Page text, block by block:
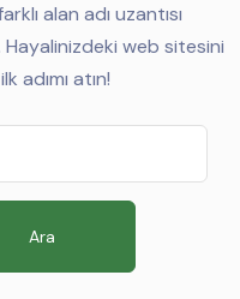
alan adı uzantısı
web sitesini
adımı atın!
Ara